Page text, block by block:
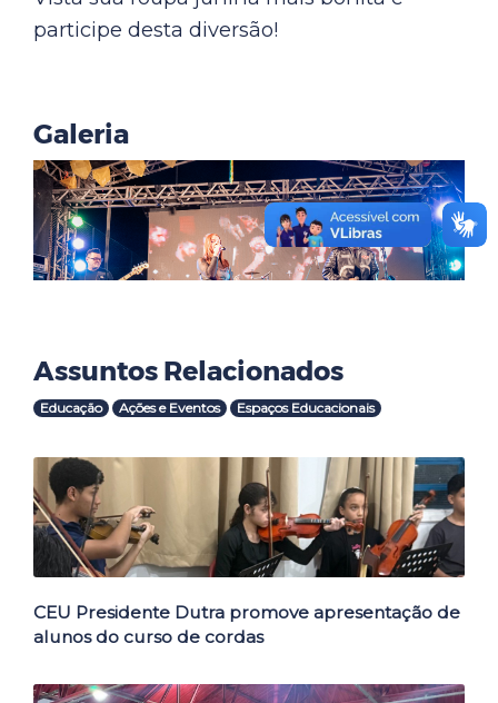
participe desta diversão!
Galeria
Assuntos Relacionados
Educação Ações e Eventos Espaços Educacionais
Outras Notícias
CEU Presidente Dutra promove apresentação de
alunos do curso de cordas